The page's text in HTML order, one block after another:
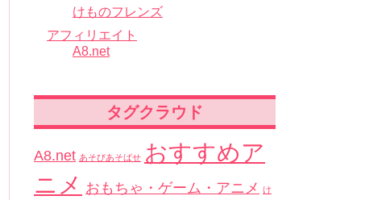
けものフレンズ
アフィリエイト
A8.net
タグクラウド
A8.net あそびあそばせ おすすめア
ニメ おもちゃ・ゲーム・アニメ け